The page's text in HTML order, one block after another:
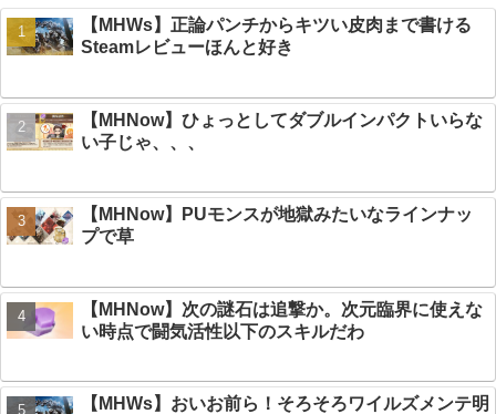
【MHWs】正論パンチからキツい皮肉まで書ける
Steamレビューほんと好き
【MHNow】ひょっとしてダブルインパクトいらな
い子じゃ、、、
【MHNow】PUモンスが地獄みたいなラインナッ
プで草
【MHNow】次の謎石は追撃か。次元臨界に使えな
い時点で闘気活性以下のスキルだわ
【MHWs】おいお前ら！そろそろワイルズメンテ明